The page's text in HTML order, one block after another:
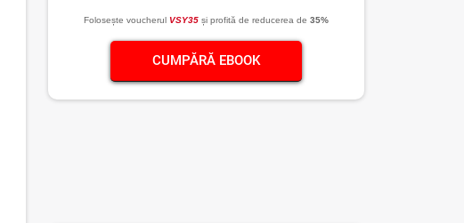
Folosește voucherul VSY35 și profită de reducerea de 35%
CUMPĂRĂ EBOOK